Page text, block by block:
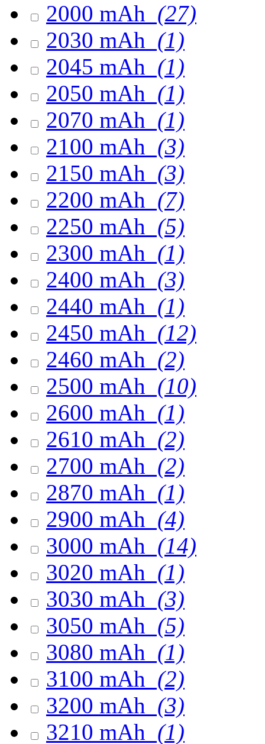
2000 mAh (27)
2030 mAh (1)
2045 mAh (1)
2050 mAh (1)
2070 mAh (1)
2100 mAh (3)
2150 mAh (3)
2200 mAh (7)
2250 mAh (5)
2300 mAh (1)
2400 mAh (3)
2440 mAh (1)
2450 mAh (12)
2460 mAh (2)
2500 mAh (10)
2600 mAh (1)
2610 mAh (2)
2700 mAh (2)
2870 mAh (1)
2900 mAh (4)
3000 mAh (14)
3020 mAh (1)
3030 mAh (3)
3050 mAh (5)
3080 mAh (1)
3100 mAh (2)
3200 mAh (3)
3210 mAh (1)